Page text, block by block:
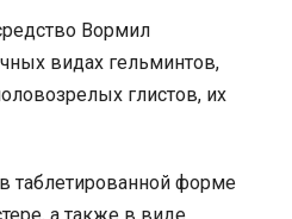
Вормил
видах гельминтов,
глистов, их
таблетированной форме